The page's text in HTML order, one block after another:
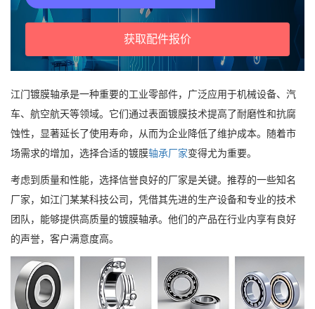
获取配件报价
江门镀膜轴承是一种重要的工业零部件，广泛应用于机械设备、汽
车、航空航天等领域。它们通过表面镀膜技术提高了耐磨性和抗腐
蚀性，显著延长了使用寿命，从而为企业降低了维护成本。随着市
场需求的增加，选择合适的镀膜轴承厂家变得尤为重要。
考虑到质量和性能，选择信誉良好的厂家是关键。推荐的一些知名
厂家，如江门某某科技公司，凭借其先进的生产设备和专业的技术
团队，能够提供高质量的镀膜轴承。他们的产品在行业内享有良好
的声誉，客户满意度高。